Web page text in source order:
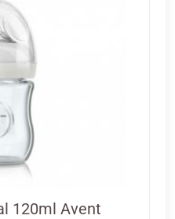
120ml Avent